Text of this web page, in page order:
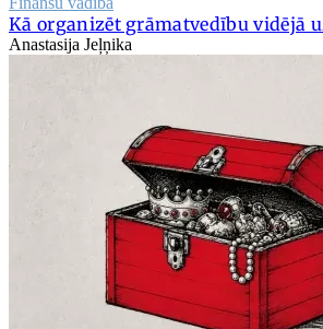
Kā organizēt grāmatvedību vidējā
Anastasija Jeļņika